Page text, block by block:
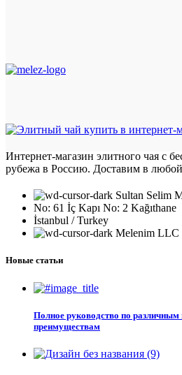
Интернет-магазин элитного чая с
рубежа в Россию. Доставим в
Sultan Selim
No: 61 İç Kapı No: 2 Kağıthane
İstanbul / Turkey
Melenim LLC
Новые статьи
Полное руководство по различным
преимуществам